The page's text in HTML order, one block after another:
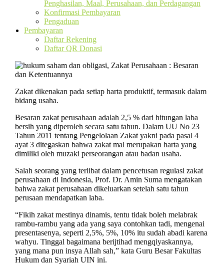
Penghasilan, Maal, Perusahaan, dan Perdagangan
Konfirmasi Pembayaran
Pengaduan
Pembayaran
Daftar Rekening
Daftar QR Donasi
Zakat dikenakan pada setiap harta produktif, termasuk dalam
bidang usaha.
Besaran zakat perusahaan adalah 2,5 % dari hitungan laba
bersih yang diperoleh secara satu tahun. Dalam UU No 23
Tahun 2011 tentang Pengelolaan Zakat yakni pada pasal 4
ayat 3 ditegaskan bahwa zakat mal merupakan harta yang
dimiliki oleh muzaki perseorangan atau badan usaha.
Salah seorang yang terlibat dalam pencetusan regulasi zakat
perusahaan di Indonesia, Prof. Dr. Amin Suma mengatakan
bahwa zakat perusahaan dikeluarkan setelah satu tahun
perusaan mendapatkan laba.
“Fikih zakat mestinya dinamis, tentu tidak boleh melabrak
rambu-rambu yang ada yang saya contohkan tadi, mengenai
presentasenya, seperti 2,5%, 5%, 10% itu sudah abadi karena
wahyu. Tinggal bagaimana berijtihad mengqiyaskannya,
yang mana pun insya Allah sah,” kata Guru Besar Fakultas
Hukum dan Syariah UIN ini.